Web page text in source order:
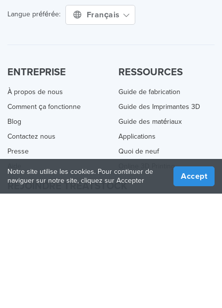
Langue préférée: Français
ENTREPRISE
À propos de nous
Comment ça fonctionne
Blog
Contactez nous
Presse
RESSOURCES
Guide de fabrication
Guide des Imprimantes 3D
Guide des matériaux
Applications
Quoi de neuf
Online 3D Printing
REJOINDRE TREATSTOCK
Notre site utilise les cookies. Pour continuer de
naviguer sur notre site, cliquez sur Accepter
Accept